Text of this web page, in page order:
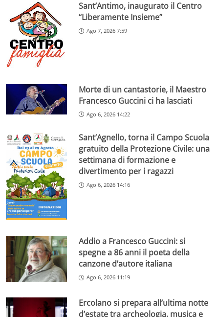
Sant’Antimo, inaugurato il Centro
“Liberamente Insieme”
Ago 7, 2026 7:59
Morte di un cantastorie, il Maestro
Francesco Guccini ci ha lasciati
Ago 6, 2026 14:22
Sant’Agnello, torna il Campo Scuola
gratuito della Protezione Civile: una
settimana di formazione e
divertimento per i ragazzi
Ago 6, 2026 14:16
Addio a Francesco Guccini: si
spegne a 86 anni il poeta della
canzone d’autore italiana
Ago 6, 2026 11:19
Ercolano si prepara all’ultima notte
d’estate tra archeologia, musica e